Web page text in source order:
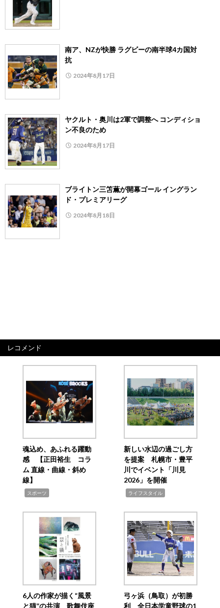
南ア、NZが快勝 ラグビーの南半球4カ国対
抗
2024年8月17日
ヤクルト・奥川は2軍で調整へ コンディショ
ン不良のため
2024年8月17日
ブライトン三笘薫が開幕ゴール イングラン
ド・プレミアリーグ
2024年8月18日
レコメンド
魂込め、あふれる躍動
感 【正田裕生 コラ
ム 直線・曲線・斜め
線】
スポーツ
新しい水辺の過ごし方
を提案 札幌市・豊平
川でイベント「川見
2026」を開催
ライフスタイル
6人の作家が描く“風景
と猫”の共演 歌舞伎座
弓ヶ浜（鳥取）が初勝
利 全日本学童野球の1